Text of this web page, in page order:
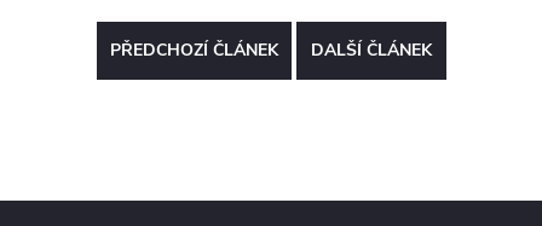
PŘEDCHOZÍ ČLÁNEK DALŠÍ ČLÁNEK